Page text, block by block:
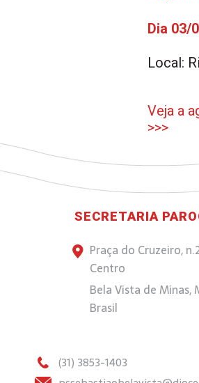
Dia 03/
Local:
Veja a
>>>
SECRETARIA
Praça do Cruzeiro,
Centro
Bela Vista de Minas,
Brasil
(31) 3853-1403